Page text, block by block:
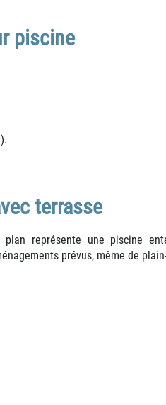
piscine
terrasse
plan représente une piscine
prévus, même de